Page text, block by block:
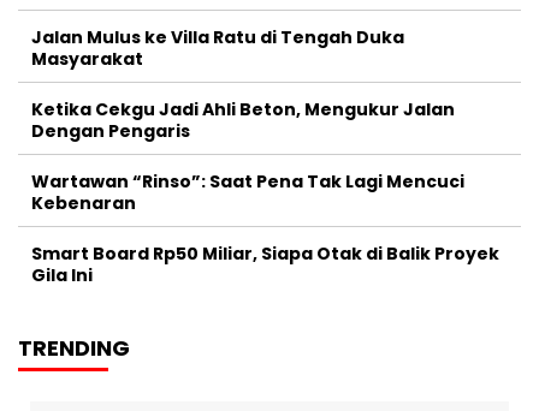
Jalan Mulus ke Villa Ratu di Tengah Duka
Masyarakat
Ketika Cekgu Jadi Ahli Beton, Mengukur Jalan
Dengan Pengaris
Wartawan “Rinso”: Saat Pena Tak Lagi Mencuci
Kebenaran
Smart Board Rp50 Miliar, Siapa Otak di Balik Proyek
Gila Ini
TRENDING